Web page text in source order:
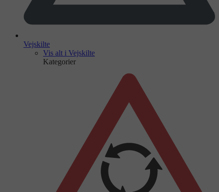
Vejskilte
Vis alt i Vejskilte
Kategorier